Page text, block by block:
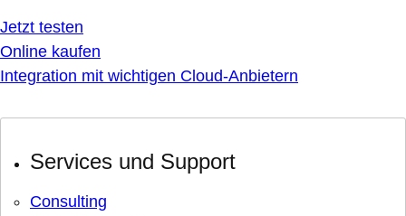
Jetzt testen
Online kaufen
Integration mit wichtigen Cloud-Anbietern
Services und Support
Consulting